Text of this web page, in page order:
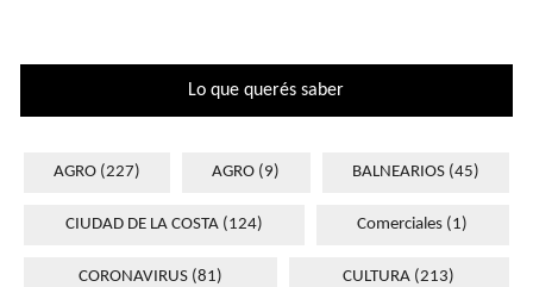
Lo que querés saber
AGRO (227) AGRO (9) BALNEARIOS(45)
CIUDAD DE LA COSTA(124) Comerciales (1)
CORONAVIRUS(81) CULTURA (213)